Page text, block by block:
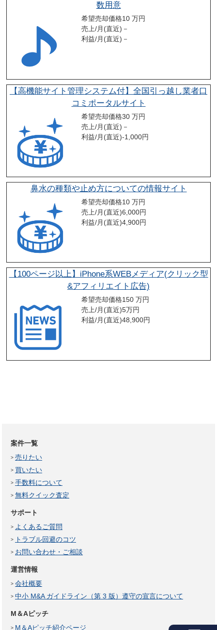
数用意
希望売却価格10 万円
売上/月(直近) －
利益/月(直近) －
【高機能サイト管理システム付】全国引っ越し業者口
コミポータルサイト
希望売却価格30 万円
売上/月(直近) －
利益/月(直近)-1,000円
鼻水の種類や止め方についての情報サイト
希望売却価格10 万円
売上/月(直近)6,000円
利益/月(直近)4,900円
【100ページ以上】iPhone系WEBメディア(クリック型
&アフィリエイト広告)
希望売却価格150 万円
売上/月(直近)5万円
利益/月(直近)48,900円
案件一覧
売りたい
買いたい
手数料について
無料クイック査定
サポート
よくあるご質問
トラブル回避のコツ
お問い合わせ・ご相談
運営情報
会社概要
中小 M&A ガイドライン（第 3 版）遵守の宣言について
M＆Aピッチ
M＆Aピッチ紹介ページ